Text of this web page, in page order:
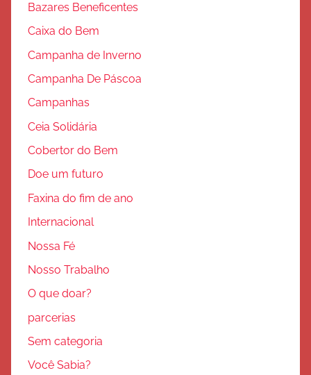
Bazares Beneficentes
Caixa do Bem
Campanha de Inverno
Campanha De Páscoa
Campanhas
Ceia Solidária
Cobertor do Bem
Doe um futuro
Faxina do fim de ano
Internacional
Nossa Fé
Nosso Trabalho
O que doar?
parcerias
Sem categoria
Você Sabia?